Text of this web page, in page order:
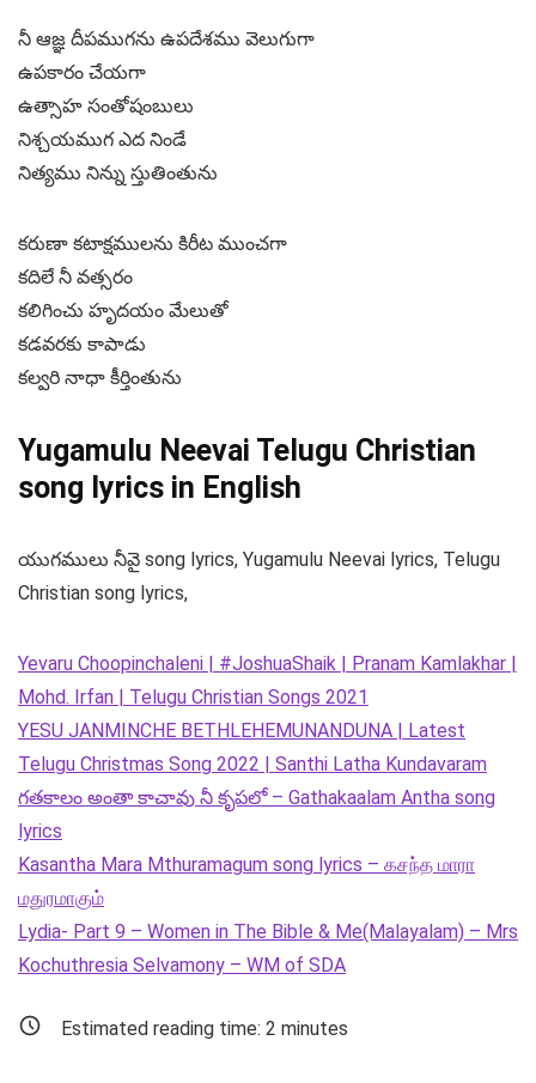
నీ ఆజ్ఞ దీపముగను ఉపదేశము వెలుగుగా
ఉపకారం చేయగా
ఉత్సాహ సంతోషంబులు
నిశ్చయముగ ఎద నిండే
నిత్యము నిన్ను స్తుతింతును
కరుణా కటాక్షములను కిరీట ముంచగా
కదిలే నీ వత్సరం
కలిగించు హృదయం మేలుతో
కడవరకు కాపాడు
కల్వరి నాధా కీర్తింతును
Yugamulu Neevai Telugu Christian
song lyrics in English
యుగములు నీవై song lyrics, Yugamulu Neevai lyrics, Telugu
Christian song lyrics,
Yevaru Choopinchaleni | #JoshuaShaik | Pranam Kamlakhar |
Mohd. Irfan | Telugu Christian Songs 2021
YESU JANMINCHE BETHLEHEMUNANDUNA | Latest
Telugu Christmas Song 2022 | Santhi Latha Kundavaram
గతకాలం అంతా కాచావు నీ కృపలో – Gathakaalam Antha song
lyrics
Kasantha Mara Mthuramagum song lyrics – கசந்த மாரா
மதுரமாகும்
Lydia- Part 9 – Women in The Bible & Me(Malayalam) – Mrs
Kochuthresia Selvamony – WM of SDA
Estimated reading time: 2 minutes